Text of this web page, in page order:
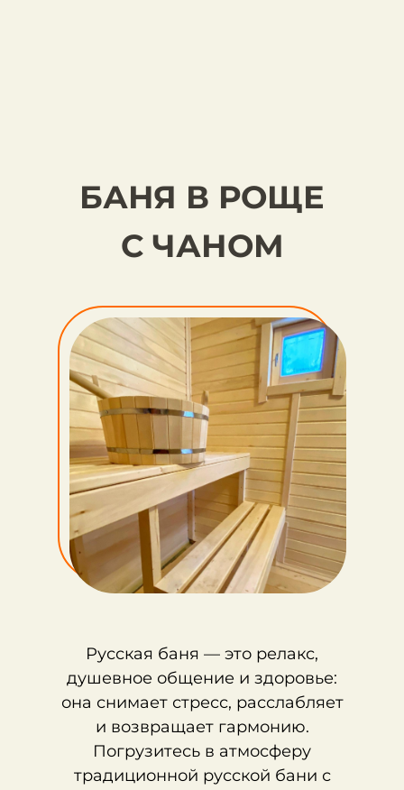
Русская баня — это релакс,
душевное общение и здоровье:
она снимает стресс, расслабляет
и возвращает гармонию.
Погрузитесь в атмосферу
традиционной русской бани с
БАНЯ В РОЩЕ
С ЧАНОМ